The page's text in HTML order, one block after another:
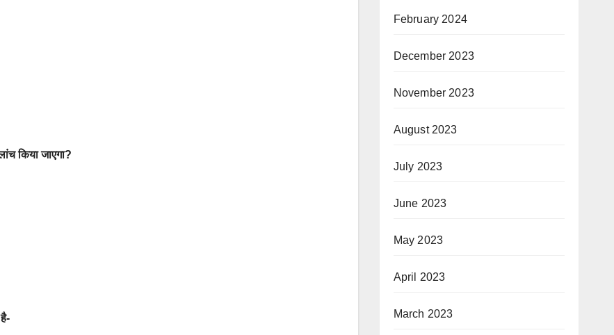
किया जाएगा?
February 2024
December 2023
November 2023
August 2023
July 2023
June 2023
May 2023
April 2023
March 2023